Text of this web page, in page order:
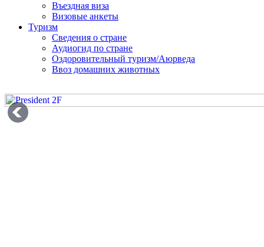
Въездная виза
Визовые анкеты
Туризм
Сведения о стране
Аудиогид по стране
Оздоровительный туризм/Аюрведа
Ввоз домашних животных